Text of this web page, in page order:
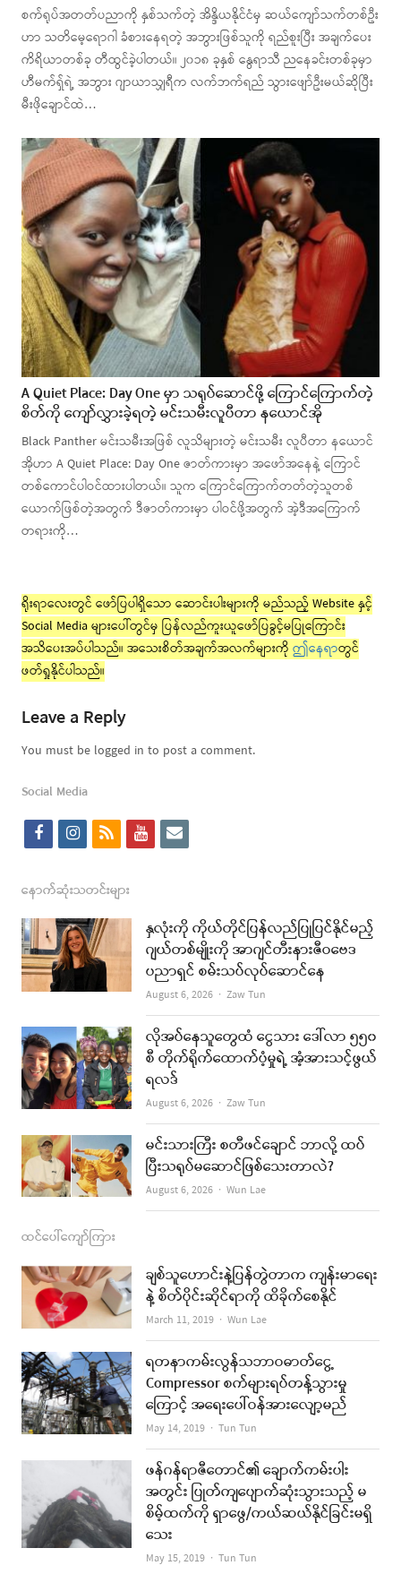
စက်ရုပ်အတတ်ပညာကို နှစ်သက်တဲ့ အိန္ဒိယနိုင်ငံမှ ဆယ်ကျော်သက်တစ်ဦး
ဟာ သတိမေ့ရောဂါ ခံစားနေရတဲ့ အဘွားဖြစ်သူကို ရည်စူးပြီး အချက်ပေး
ကိရိယာတစ်ခု တီထွင်ခဲ့ပါတယ်။ ၂၀၁၈ ခုနှစ် နွေရာသီ ညနေခင်းတစ်ခုမှာ
ဟီမက်ရှ်ရဲ့ အဘွား ဂျာယာသျှရီက လက်ဘက်ရည် သွားဖျော်ဦးမယ်ဆိုပြီး
မီးဖိုချောင်ထဲ…
A Quiet Place: Day One မှာ သရုပ်ဆောင်ဖို့ ကြောင်ကြောက်တဲ့
စိတ်ကို ကျော်လွှားခဲ့ရတဲ့ မင်းသမီးလူပီတာ နယောင်အို
Black Panther မင်းသမီးအဖြစ် လူသိများတဲ့ မင်းသမီး လူပီတာ နယောင်
အိုဟာ A Quiet Place: Day One ဇာတ်ကားမှာ အဖော်အနေနဲ့ ကြောင်
တစ်ကောင်ပါဝင်ထားပါတယ်။ သူက ကြောင်ကြောက်တတ်တဲ့သူတစ်
ယောက်ဖြစ်တဲ့အတွက် ဒီဇာတ်ကားမှာ ပါဝင်ဖို့အတွက် အဲ့ဒီအကြောက်
တရားကို…
ရိုးရာလေးတွင် ဖော်ပြပါရှိသော ဆောင်းပါးများကို မည်သည့် Website နှင့်
Social Media များပေါ်တွင်မှ ပြန်လည်ကူးယူဖော်ပြခွင့်မပြုကြောင်း
အသိပေးအပ်ပါသည်။ အသေးစိတ်အချက်အလက်များကို ဤနေရာတွင်
ဖတ်ရှုနိုင်ပါသည်။
Leave a Reply
You must be logged in to post a comment.
Social Media
f
c
e
b
o
k
i
s
t
a
g
a
m
r
s
y
t
u
b
e
e
i
l
နောက်ဆုံးသတင်းများ
နှလုံးကို ကိုယ်တိုင်ပြန်လည်ပြုပြင်နိုင်မည့်
ဂျယ်တစ်မျိုးကို အာဂျင်တီးနားဇီဝဗေဒ
ပညာရှင် စမ်းသပ်လုပ်ဆောင်နေ
August 6, 2026 Author
Zaw Tun
လိုအပ်နေသူတွေထံ ငွေသား ဒေါ်လာ ၅၅၀
စီ တိုက်ရိုက်ထောက်ပံ့မှုရဲ့ အံ့အားသင့်ဖွယ်
ရလဒ်
August 6, 2026 Author
Zaw Tun
မင်းသားကြီး စတီဖင်ချောင် ဘာလို့ ထပ်
ပြီးသရုပ်မဆောင်ဖြစ်သေးတာလဲ?
August 6, 2026 Author
Wun Lae
ထင်ပေါ်ကျော်ကြား
ချစ်သူဟောင်းနဲ့ပြန်တွဲတာက ကျန်းမာရေး
နဲ့ စိတ်ပိုင်းဆိုင်ရာကို ထိခိုက်စေနိုင်
March 11, 2019 Author
Wun Lae
ရတနာကမ်းလွန်သဘာဝဓာတ်ငွေ့
Compressor စက်များရပ်တန့်သွားမှု
ကြောင့် အရေးပေါ်ဝန်အားလျော့မည်
May 14, 2019 Author
Tun Tun
ဖန်ဂန်ရာဇီတောင်၏ ချောက်ကမ်းပါး
အတွင်း ပြုတ်ကျပျောက်ဆုံးသွားသည့် မ
စိမ့်ထက်ကို ရှာဖွေ/ကယ်ဆယ်နိုင်ခြင်းမရှိ
သေး
May 15, 2019 Author
Tun Tun